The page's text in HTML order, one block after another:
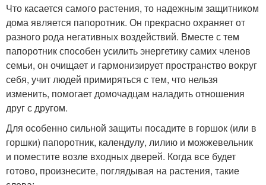
Что касается самого растения, то надежным защитником
дома является папоротник. Он прекрасно охраняет от
разного рода негативных воздействий. Вместе с тем
папоротник способен усилить энергетику самих членов
семьи, он очищает и гармонизирует пространство вокруг
себя, учит людей примиряться с тем, что нельзя
изменить, помогает домочадцам наладить отношения
друг с другом.
Для особенно сильной защиты посадите в горшок (или в
горшки) папоротник, календулу, лилию и можжевельник
и поместите возле входных дверей. Когда все будет
готово, произнесите, поглядывая на растения, такие